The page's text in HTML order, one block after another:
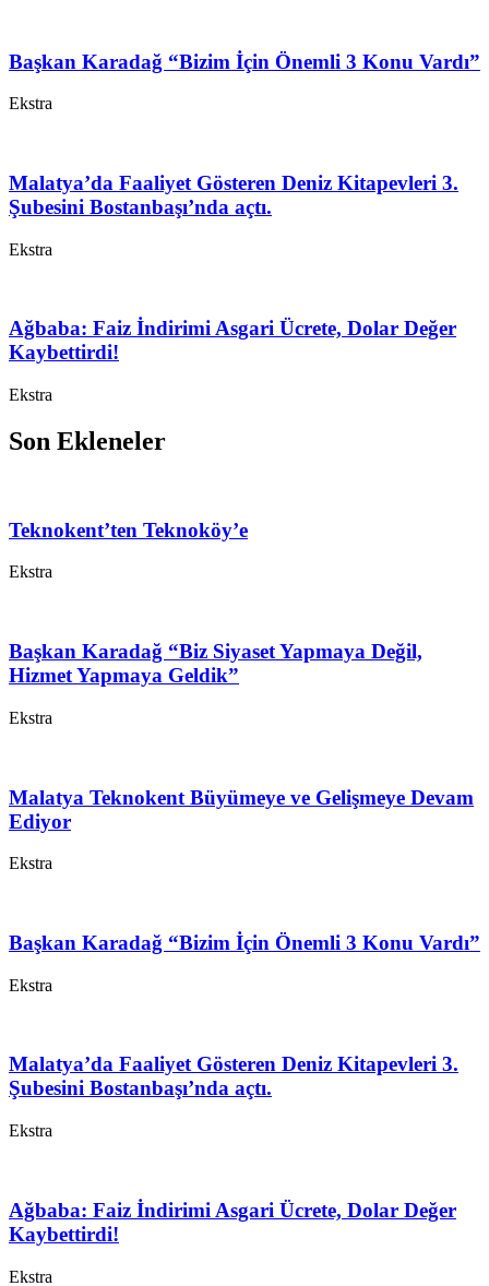
Başkan Karadağ “Bizim İçin Önemli 3 Konu Vardı”
Ekstra
Malatya’da Faaliyet Gösteren Deniz Kitapevleri 3.
Şubesini Bostanbaşı’nda açtı.
Ekstra
Ağbaba: Faiz İndirimi Asgari Ücrete, Dolar Değer
Kaybettirdi!
Ekstra
Son Ekleneler
Teknokent’ten Teknoköy’e
Ekstra
Başkan Karadağ “Biz Siyaset Yapmaya Değil,
Hizmet Yapmaya Geldik”
Ekstra
Malatya Teknokent Büyümeye ve Gelişmeye Devam
Ediyor
Ekstra
Başkan Karadağ “Bizim İçin Önemli 3 Konu Vardı”
Ekstra
Malatya’da Faaliyet Gösteren Deniz Kitapevleri 3.
Şubesini Bostanbaşı’nda açtı.
Ekstra
Ağbaba: Faiz İndirimi Asgari Ücrete, Dolar Değer
Kaybettirdi!
Ekstra